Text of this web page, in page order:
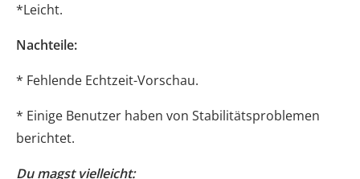
*Leicht.
Nachteile:
* Fehlende Echtzeit-Vorschau.
* Einige Benutzer haben von Stabilitätsproblemen
berichtet.
Du magst vielleicht: